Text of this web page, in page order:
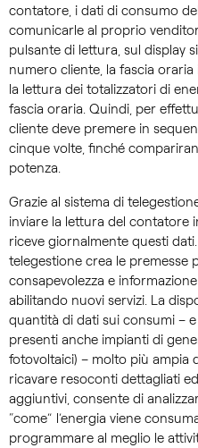
contatore, i dati di consumo
comunicarle al proprio
pulsante di lettura, sul display
numero cliente, la fascia
la lettura dei totalizzatori di
fascia oraria. Quindi, per
cliente deve premere in
cinque volte, finché
potenza.
Grazie al sistema di
inviare la lettura del contatore
riceve giornalmente questi
telegestione crea le premesse
consapevolezza e informazione
abilitando nuovi servizi. La
quantità di dati sui consumi –
presenti anche impianti di
fotovoltaici) – molto più ampia
ricavare resoconti dettagliati
aggiuntivi, consente di
“come” l’energia viene
programmare al meglio le